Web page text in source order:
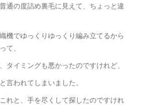
通の度詰め裏毛に見えて、ちょっと違
機でゆっくりゆっくり編み立てるから
て、
タイミングも悪かったのですけれど、
言われてしまいました。
れと、手を尽くして探したのですけれ